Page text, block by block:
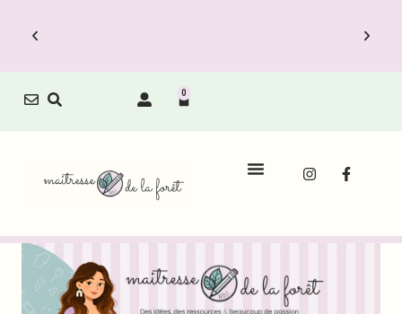
Le Carnet de Direction est dispo !
0